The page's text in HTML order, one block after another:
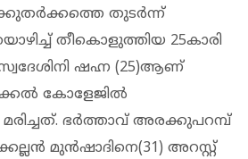
തുടര്‍ന്ന്
തീകൊളുത്തിയ 25കാരി
ഷഹ്ന (25)ആണ്
കോളേജില്‍
മരിച്ചത്. ഭര്‍ത്താവ് അരക്കുപറമ്പ്
മുന്‍ഷാദിനെ(31) അറസ്റ്റ്